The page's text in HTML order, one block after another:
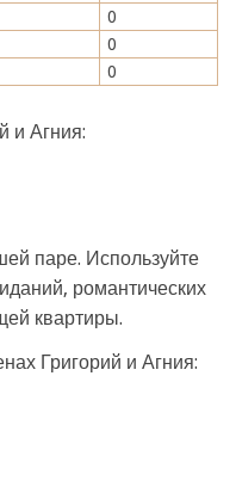
0
0
0
и Агния:
паре. Используйте
романтических
квартиры.
Григорий и Агния: